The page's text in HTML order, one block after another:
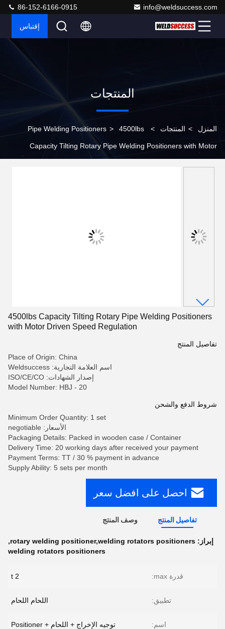
info@weldsuccess.com
86-152-6166-0915
إقتباس
المنتجات
المنزل > المنتجات >
Pipe Welding Positioners > 4500lbs
Capacity Tilting Rotary Pipe Welding Positioners with Motor
4500lbs Capacity Tilting Rotary Pipe Welding Positioners
with Motor Driven Speed Regulation
تفاصيل المنتج
Place of Origin: China
اسم العلامة التجارية: Weldsuccess
إصدار الشهادات: ISO/CE/CO
Model Number: HBJ - 20
شروط الدفع والشحن
Minimum Order Quantity: 1 set
الأسعار: negotiable
Packaging Details: Packed in wooden case / Container
Delivery Time: 20 working days after received your payment
Payment Terms: TT / 30 % payment in advance
Supply Ability: 5 sets per month
احصل على افضل سعر
تفاصيل المنتج وصف المنتج
إبراز: rotary welding positioner,welding rotators positioners
,
welding rotators positioners
قدرة max: 2 t
تطبيق: اللحام اللحام
اسم: توجيه الإخراج + اللحام + Positioner